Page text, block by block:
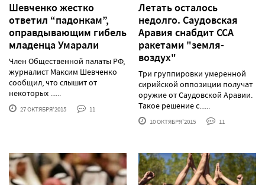
Шевченко жестко
ответил “падонкам”,
оправдывающим гибель
младенца Умарали
Член Общественной палаты РФ,
журналист Максим Шевченко
сообщил, что слышит от
некоторых ......
27 ОКТЯБРЯ'2015 11
Летать осталось
недолго. Саудовская
Аравия снабдит ССА
ракетами "земля-
воздух"
Три группировки умеренной
сирийской оппозиции получат
оружие от Саудовской Аравии.
Такое решение с......
10 ОКТЯБРЯ'2015 11